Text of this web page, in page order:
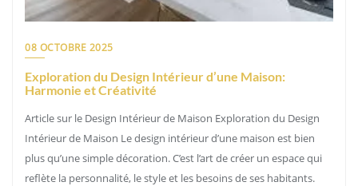
08 OCTOBRE 2025
Exploration du Design Intérieur d’une Maison:
Harmonie et Créativité
Article sur le Design Intérieur de Maison Exploration du Design
Intérieur de Maison Le design intérieur d’une maison est bien
plus qu’une simple décoration. C’est l’art de créer un espace qui
reflète la personnalité, le style et les besoins de ses habitants.